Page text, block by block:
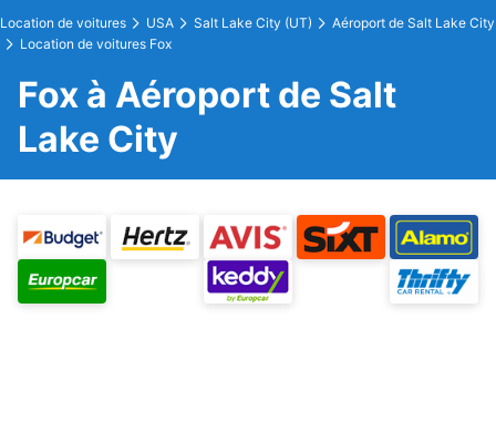
Location de voitures USA Salt Lake City (UT)
Aéroport de Salt Lake City
Location de voitures Fox
Fox à Aéroport de Salt
Lake City